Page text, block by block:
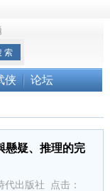
侠 论坛
懸疑、推理的完
出版社 点击：